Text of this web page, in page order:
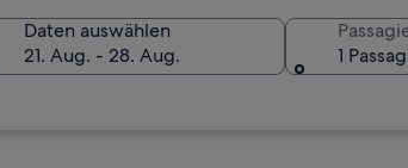
Daten auswählen
21. Aug. - 28. Aug.
1